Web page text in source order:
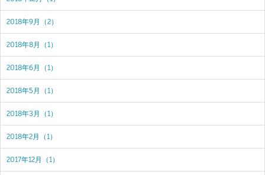
2018年9月（2）
2018年8月（1）
2018年6月（1）
2018年5月（1）
2018年3月（1）
2018年2月（1）
2017年12月（1）